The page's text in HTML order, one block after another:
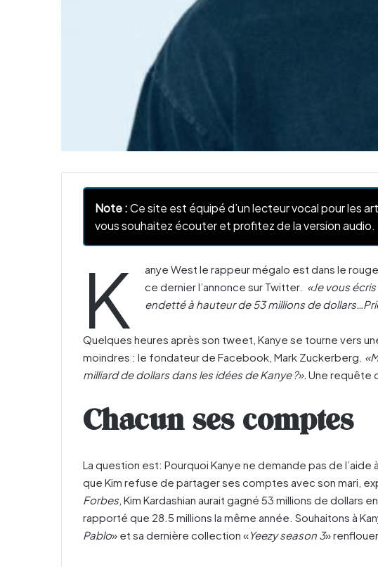
Note :Ce site est équipé d’un lecteur vocal pour les
vous souhaitez écouter et profitez de la version audio.
K
anye West le rappeur mégalo est dans le
ce dernier l’annonce sur Twitter. «Je vous
endetté à hauteur de 53 millions de
Quelques heures après son tweet, Kanye se tourne vers
moindres : le fondateur de Facebook, Mark Zuckerberg.
milliard de dollars dans les idées de Kanye ?». Une requête
Chacun ses comptes
La question est: Pourquoi Kanye ne demande pas de
que Kim refuse de partager ses comptes avec son mari,
Forbes, Kim Kardashian aurait gagné 53 millions de dollars
rapporté que 28.5 millions la même année. Souhaitons à
Pablo» et sa dernière collection «Yeezy season 3»